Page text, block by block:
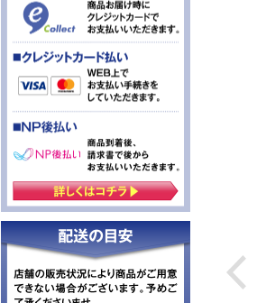
ラー灰 (ボギー
TOMIX (トミックス)
トミックス JS21 集電シ
ュー
297円